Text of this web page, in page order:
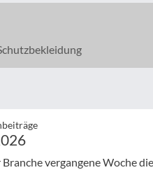
vergangene Woche